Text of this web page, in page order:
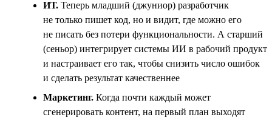
ИТ. Теперь младший (джуниор) разработчик
не только пишет код, но и видит, где можно его
не писать без потери функциональности. А старший
(сеньор) интегрирует системы ИИ в рабочий продукт
и настраивает его так, чтобы снизить число ошибок
и сделать результат качественнее
Маркетинг. Когда почти каждый может
сгенерировать контент, на первый план выходят